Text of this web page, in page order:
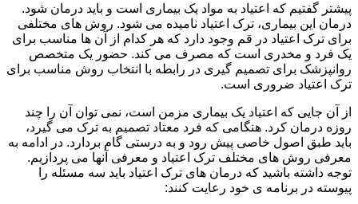
پیشتر گفتیم که اعتیاد به مواد یک بیماری است و باید درمان شود.
درمان این بیماری، ترک اعتیاد نامیده می شود. روش های مختلفی
برای ترک اعتیاد در قم وجود دارد که هر کدام از آن ها مناسب برای
یک فرد و مخدری است که مصرف می کند. حضور یک متخصص
روانپزشک برای تصمیم گیری در رابطه با انتخاب روش مناسب برای
ترک اعتیاد ضروری است.
از آن جایی که اعتیاد یک بیماری مزمن است، نمی توان آن را چند
روزه درمان کرد. هنگامی که فرد معتاد تصمیم به ترک می گیرد،
باید طبق اصول خاصی پیش رود و به درستی گام بردارد. در ادامه به
معرفی روش های مختلف ترک اعتیاد و معرفی آنها می پردازیم.
توجه داشته باشید که درمان های ترک اعتیاد باید سه مسئله را
پیوسته در برنامه ی خود رعایت کنند: